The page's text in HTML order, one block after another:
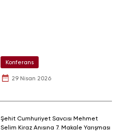
Konferans
29 Nisan 2026
Şehit Cumhuriyet Savcısı Mehmet
Selim Kiraz Anısına 7. Makale Yarışması